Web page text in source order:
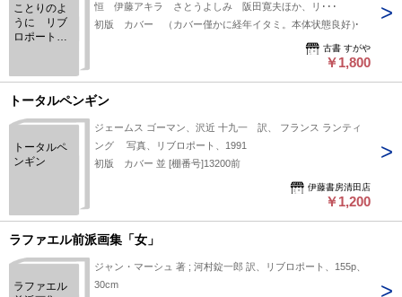
ことりのよ
うに リブ
ロポートう
恒 伊藤アキラ さとうよしみ 阪田寛夫ほか、リ･･･
初版 カバー （カバー僅かに経年イタミ。本体状態良好）
古書 すがや
￥1,800
トータルペンギン
トータルペ
ンギン
ジェームス ゴーマン、沢近 十九一 訳、 フランス ランティ
ング 写真、リブロポート、1991
初版 カバー 並 [棚番号]13200前
伊藤書房清田店
￥1,200
ラファエル前派画集「女」
ラファエル
ジャン・マーシュ 著 ; 河村錠一郎 訳、リブロポート、155p、
30cm